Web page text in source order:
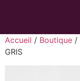
Accueil / Boutique /
GRIS